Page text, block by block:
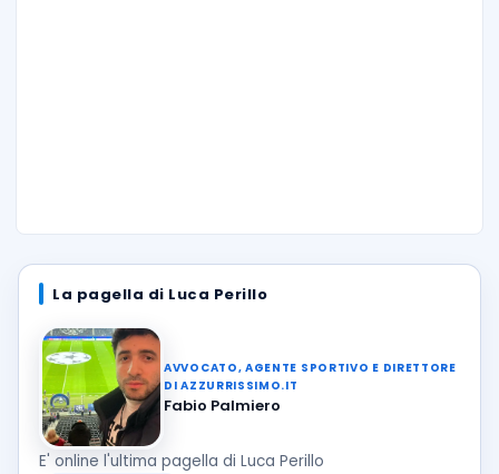
La pagella di Luca Perillo
AVVOCATO, AGENTE SPORTIVO E DIRETTORE
DI AZZURRISSIMO.IT
Fabio Palmiero
E' online l'ultima pagella di Luca Perillo